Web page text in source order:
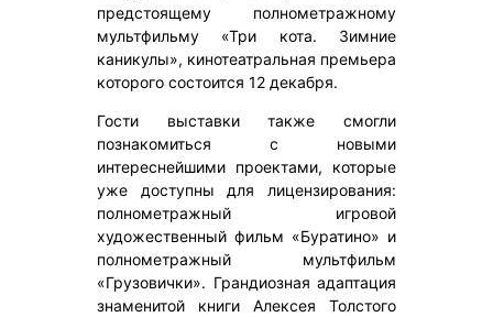
предстоящему полнометражному
мультфильму «Три кота. Зимние
каникулы», кинотеатральная премьера
которого состоится 12 декабря.
Гости выставки также смогли
познакомиться с новыми
интереснейшими проектами, которые
уже доступны для лицензирования:
полнометражный игровой
художественный фильм «Буратино» и
полнометражный мультфильм
«Грузовички». Грандиозная адаптация
знаменитой книги Алексея Толстого